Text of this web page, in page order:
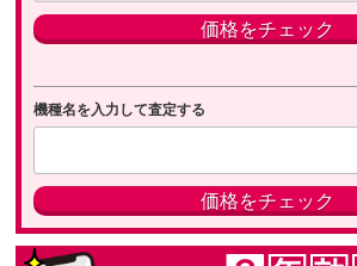
機種名を入力して査定する